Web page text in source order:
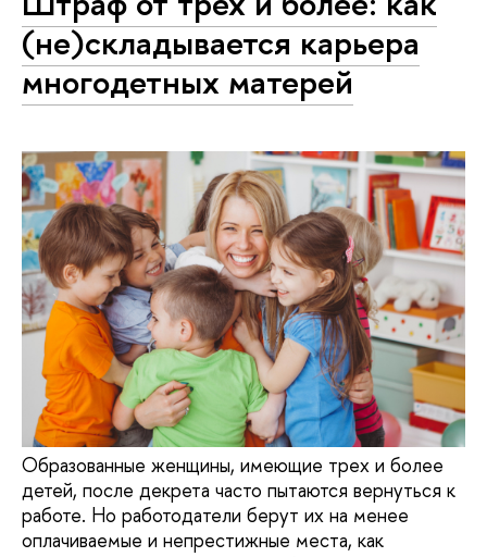
(не)складывается карьера
многодетных матерей
Образованные женщины, имеющие трех и более
детей, после декрета часто пытаются вернуться к
работе. Но работодатели берут их на менее
оплачиваемые и непрестижные места, как